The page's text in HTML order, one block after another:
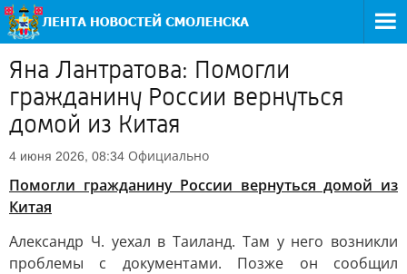
Яна Лантратова: Помогли
гражданину России вернуться
домой из Китая
4 июня 2026, 08:34 Официально
Помогли гражданину России вернуться домой из
Китая
Александр Ч. уехал в Таиланд. Там у него возникли
проблемы с документами. Позже он сообщил